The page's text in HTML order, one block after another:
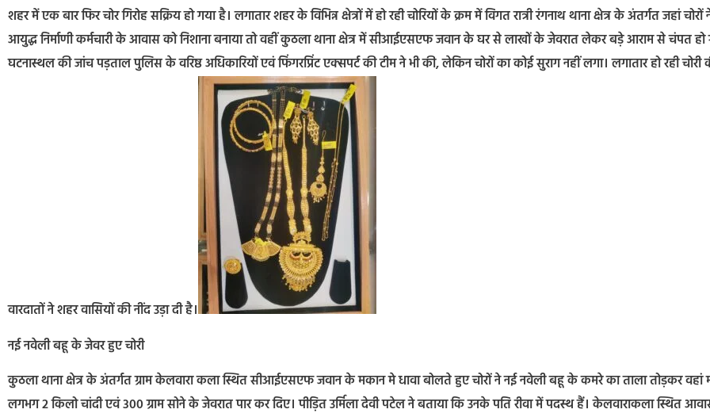
शहर में एक बार फिर चोर गिरोह सक्रिय हो गया है। लगातार शहर के विभिन्न क्षेत्रों में हो रही चोरियों के क्रम में विगत रात्री रंगनाथ थाना क्षेत्र के अंतर्गत जहां चोरों
आयुद्ध निर्माणी कर्मचारी के आवास को निशाना बनाया तो वहीं कुठला थाना क्षेत्र में सीआईएसएफ जवान के घर से लाखों के जेवरात लेकर बड़े आराम से चंपत हो
घटनास्थल की जांच पड़ताल पुलिस के वरिष्ठ अधिकारियों एवं फिंगरप्रिंट एक्सपर्ट की टीम ने भी की, लेकिन चोरों का कोई सुराग नहीं लगा। लगातार हो रही चोरी
वारदातों ने शहर वासियों की नींद उड़ा दी है।
नई नवेली बहू के जेवर हुए चोरी
कुठला थाना क्षेत्र के अंतर्गत ग्राम केलवारा कला स्थित सीआईएसएफ जवान के मकान मे धावा बोलते हुए चोरों ने नई नवेली बहू के कमरे का ताला तोड़कर वहां
लगभग 2 किलो चांदी एवं 300 ग्राम सोने के जेवरात पार कर दिए। पीड़ित उर्मिला देवी पटेल ने बताया कि उनके पति रीवा में पदस्थ हैं। केलवाराकला स्थित